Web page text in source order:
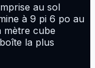
au sol
à 9 pi 6 po au
mètre cube
la plus